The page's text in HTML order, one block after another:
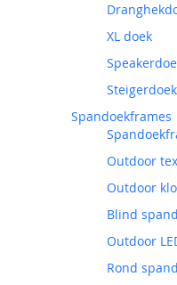
XL doek
Spandoekframes
Outdoor
Outdoor
Blind
Outdoor
Rond